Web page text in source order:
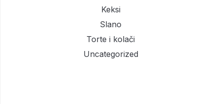
Keksi
Slano
Torte i kolači
Uncategorized